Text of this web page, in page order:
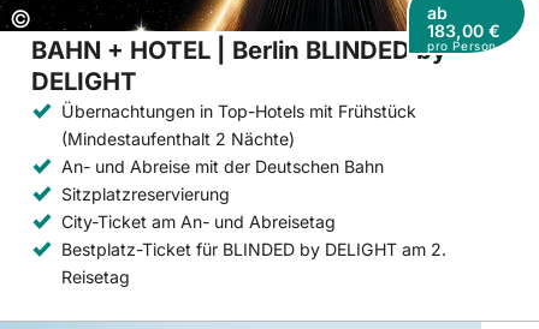
Copyright:
©
ab
183,00 €
pro Person
BAHN + HOTEL | Berlin BLINDED by
DELIGHT
Übernachtungen in Top-Hotels mit Frühstück
(Mindestaufenthalt 2 Nächte)
An- und Abreise mit der Deutschen Bahn
Sitzplatzreservierung
City-Ticket am An- und Abreisetag
Bestplatz-Ticket für BLINDED by DELIGHT am 2.
Reisetag